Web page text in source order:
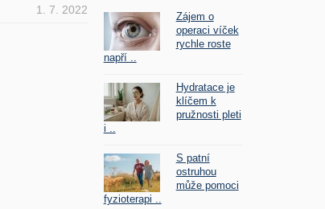
1. 7. 2022
Zájem o
operaci víček
rychle roste
napří ..
Hydratace je
klíčem k
pružnosti pleti
i ..
S patní
ostruhou
může pomoci
fyzioterapi ..